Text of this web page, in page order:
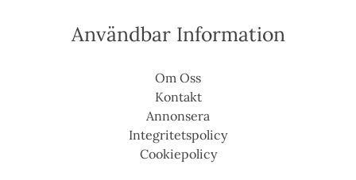
Användbar Information
Om Oss
Kontakt
Annonsera
Integritetspolicy
Cookiepolicy